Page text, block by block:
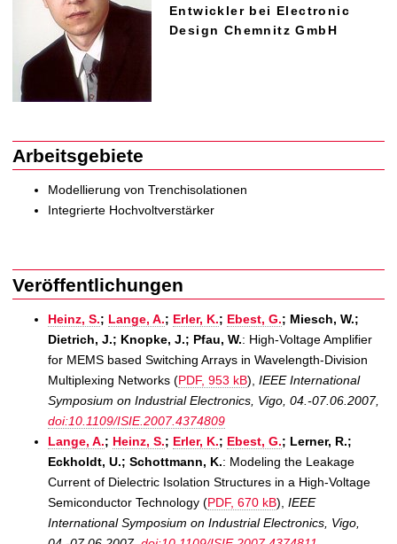
Entwickler bei Electronic
Design Chemnitz GmbH
Arbeitsgebiete
Modellierung von Trenchisolationen
Integrierte Hochvoltverstärker
Veröffentlichungen
Heinz, S.; Lange, A.; Erler, K.; Ebest, G.; Miesch, W.;
Dietrich, J.; Knopke, J.; Pfau, W.: High-Voltage Amplifier
for MEMS based Switching Arrays in Wavelength-Division
Multiplexing Networks (PDF, 953 kB), IEEE International
Symposium on Industrial Electronics, Vigo, 04.-07.06.2007,
doi:10.1109/ISIE.2007.4374809
Lange, A.; Heinz, S.; Erler, K.; Ebest, G.; Lerner, R.;
Eckholdt, U.; Schottmann, K.: Modeling the Leakage
Current of Dielectric Isolation Structures in a High-Voltage
Semiconductor Technology (PDF, 670 kB), IEEE
International Symposium on Industrial Electronics, Vigo,